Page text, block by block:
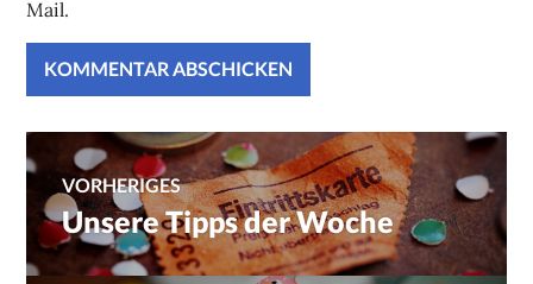
Mail.
Beitragsnavigation
VORHERIGES
Vorheriger
Beitrag:
Unsere Tipps der Woche